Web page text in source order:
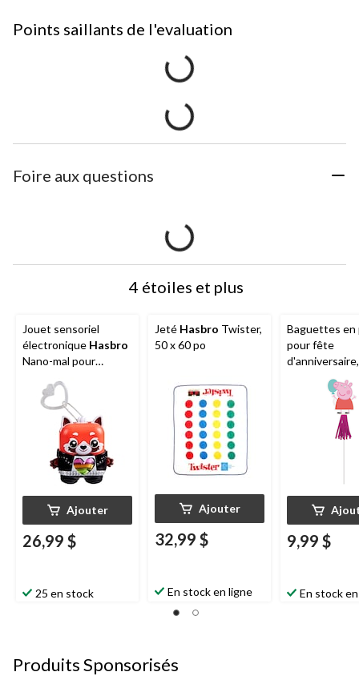
Points saillants de l'evaluation
Foire aux questions
4 étoiles et plus
Jouet sensoriel
électronique Hasbro
Nano-mal pour
Ajouter
26,99 $
25 en stock
Jeté Hasbro Twister,
50 x 60 po
Ajouter
32,99 $
En stock en ligne
Baguettes en
pour fête
Pig, paq. 8
9,99 $
En stock
Produits Sponsorisés